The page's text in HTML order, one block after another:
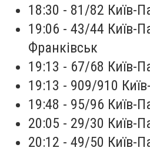
18:30 - 81/82 Київ-
19:06 - 43/44 Київ-
Франківськ
19:13 - 67/68 Київ-
19:13 - 909/910
19:48 - 95/96 Київ-
20:05 - 29/30 Київ-
20:12 - 49/50 Київ-